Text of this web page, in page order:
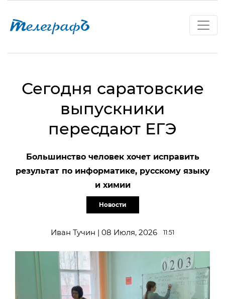
Сегодня саратовские
выпускники
пересдают ЕГЭ
Большинство человек хочет исправить
результат по информатике, русскому языку
и химии
Новости
Иван Тучин | 08 Июля, 2026 11:51